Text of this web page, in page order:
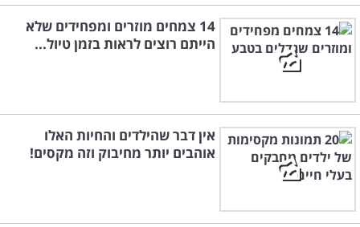
14 צמחים מוזרים ומפחידים שלא
הייתם רוצים לראות בזמן טיול...
אין דבר שהילדים והחיות האלו
אוהבים יותר מחיבוק וזה מקסים!